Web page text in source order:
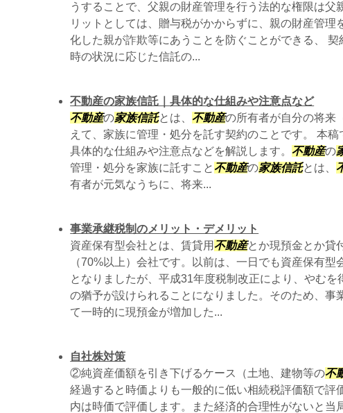
うすることで、父親の財産管理を行う法的な権限は父
リットとしては、贈与税がかからずに、親の財産管理
化した親が詐欺等にあうことを防ぐことができる、
時の状況に応じた信託の...
不動産の家族信託｜具体的な仕組みや注意点など
不動産の家族信託とは、不動産の所有者が自分の将来
えて、家族に管理・処分を託す契約のことです。 本稿
具体的な仕組みや注意点などを解説します。不動産の
管理・処分を家族に託すこと不動産の家族信託とは、
有者が元気なうちに、将来...
事業承継税制のメリット・デメリット
資産保有型会社とは、賃貸用不動産とか現預金とか貸
（70%以上）会社です。以前は、一日でも資産保有型
となりましたが、平成31年度税制改正により、やむを
の猶予が設けられることになりました。そのため、事
て一時的に現預金が増加した...
自社株対策
②純資産価額を引き下げるケース（土地、建物等の不
経過すると時価よりも一般的に低い相続税評価額で評
内は時価で評価します。また経済的合理性がないと当